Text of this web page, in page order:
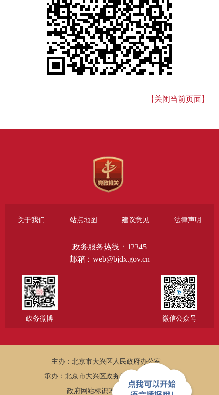
【关闭当前页面】
关于我们 站点地图 建议意见 法律声明
政务服务热线：12345
邮箱：web@bjdx.gov.cn
政务微博 微信公众号
主办：北京市大兴区人民政府办公室
承办：北京市大兴区政务服务和数据管理局
政府网站标识码：1101150005